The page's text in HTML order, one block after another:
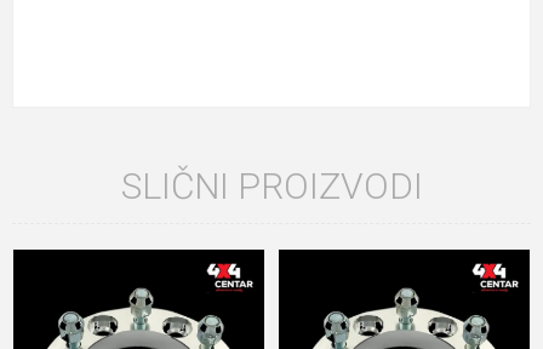
SLIČNI PROIZVODI